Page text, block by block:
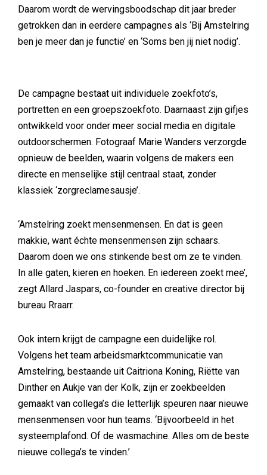
Daarom wordt de wervingsboodschap dit jaar breder
getrokken dan in eerdere campagnes als ‘Bij Amstelring
ben je meer dan je functie’ en ‘Soms ben jij niet nodig’.
De campagne bestaat uit individuele zoekfoto’s,
portretten en een groepszoekfoto. Daarnaast zijn gifjes
ontwikkeld voor onder meer social media en digitale
outdoorschermen. Fotograaf Marie Wanders verzorgde
opnieuw de beelden, waarin volgens de makers een
directe en menselijke stijl centraal staat, zonder
klassiek ‘zorgreclamesausje’.
‘Amstelring zoekt mensenmensen. En dat is geen
makkie, want échte mensenmensen zijn schaars.
Daarom doen we ons stinkende best om ze te vinden.
In alle gaten, kieren en hoeken. En iedereen zoekt mee’,
zegt Allard Jaspars, co-founder en creative director bij
bureau Rraarr.
Ook intern krijgt de campagne een duidelijke rol.
Volgens het team arbeidsmarktcommunicatie van
Amstelring, bestaande uit Caitriona Koning, Riëtte van
Dinther en Aukje van der Kolk, zijn er zoekbeelden
gemaakt van collega’s die letterlijk speuren naar nieuwe
mensenmensen voor hun teams. ‘Bijvoorbeeld in het
systeemplafond. Of de wasmachine. Alles om de beste
nieuwe collega’s te vinden.’